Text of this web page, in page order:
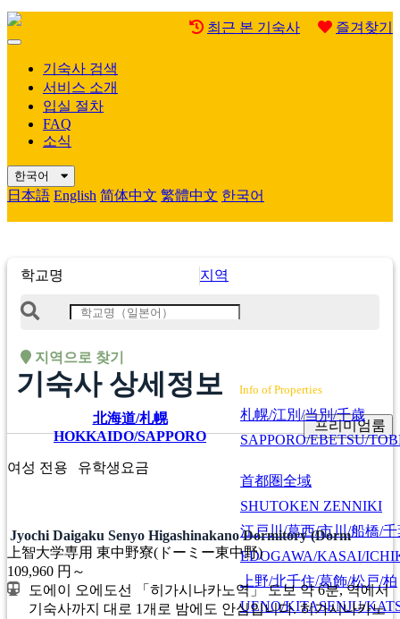
최근 본 기숙사 즐겨찾기
Mobile
기숙사 검색
서비스 소개
입실 절차
FAQ
소식
한국어
日本語 English 简体中文 繁體中文 한국어
학교명 지역
지역으로 찾기
北海道/札幌
HOKKAIDO/SAPPORO
札幌/江別/当別/千歳
SAPPORO/EBETSU/
首都圏全域
SHUTOKEN ZENNIKI
江戸川/葛西/市川/船橋/千
EDOGAWA/KASAI/
上野/北千住/葛飾/松戸/柏
UENO/KITASENJU/
기숙사 상세정보 Info of Properties
프리미엄룸
여성 전용 유학생요금
Jyochi Daigaku Senyo Higashinakano Dormitory (Dorm
上智大学専用 東中野寮(ドーミー東中野)
109,960 円～
도에이 오에도선 「히가시나카노역」 도보 약 6분, 역에서
기숙사까지 대로 1개로 밤에도 안심입니다. 히가시나카노